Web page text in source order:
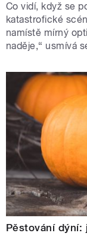
Co vidí, když se
katastrofické
namístě mírný
naděje,“ usmívá
Pěstování dýní: